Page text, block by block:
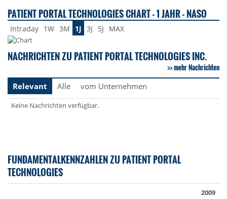
PATIENT PORTAL TECHNOLOGIES CHART - 1 JAHR - NASO
Intraday 1W 3M 1J 3J 5J MAX
NACHRICHTEN ZU PATIENT PORTAL TECHNOLOGIES INC.
mehr Nachrichten
Relevant
Alle vom Unternehmen
Keine Nachrichten verfügbar.
FUNDAMENTALKENNZAHLEN ZU PATIENT PORTAL
TECHNOLOGIES
2009